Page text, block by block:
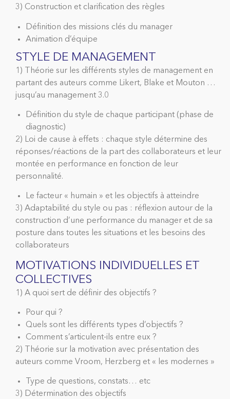
3) Construction et clarification des règles
Définition des missions clés du manager
Animation d’équipe
STYLE DE MANAGEMENT
1) Théorie sur les différents styles de management en
partant des auteurs comme Likert, Blake et Mouton …
jusqu’au management 3.0
Définition du style de chaque participant (phase de
diagnostic)
2) Loi de cause à effets : chaque style détermine des
réponses/réactions de la part des collaborateurs et leur
montée en performance en fonction de leur
personnalité.
Le facteur « humain » et les objectifs à atteindre
3) Adaptabilité du style ou pas : réflexion autour de la
construction d’une performance du manager et de sa
posture dans toutes les situations et les besoins des
collaborateurs
MOTIVATIONS INDIVIDUELLES ET
COLLECTIVES
1) A quoi sert de définir des objectifs ?
Pour qui ?
Quels sont les différents types d’objectifs ?
Comment s’articulent-ils entre eux ?
2) Théorie sur la motivation avec présentation des
auteurs comme Vroom, Herzberg et « les modernes »
Type de questions, constats… etc
3) Détermination des objectifs